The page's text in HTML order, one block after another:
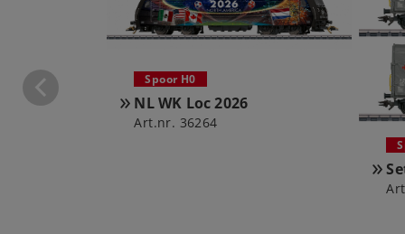
Spoor H0
NL WK Loc 2026
Art.nr. 36264